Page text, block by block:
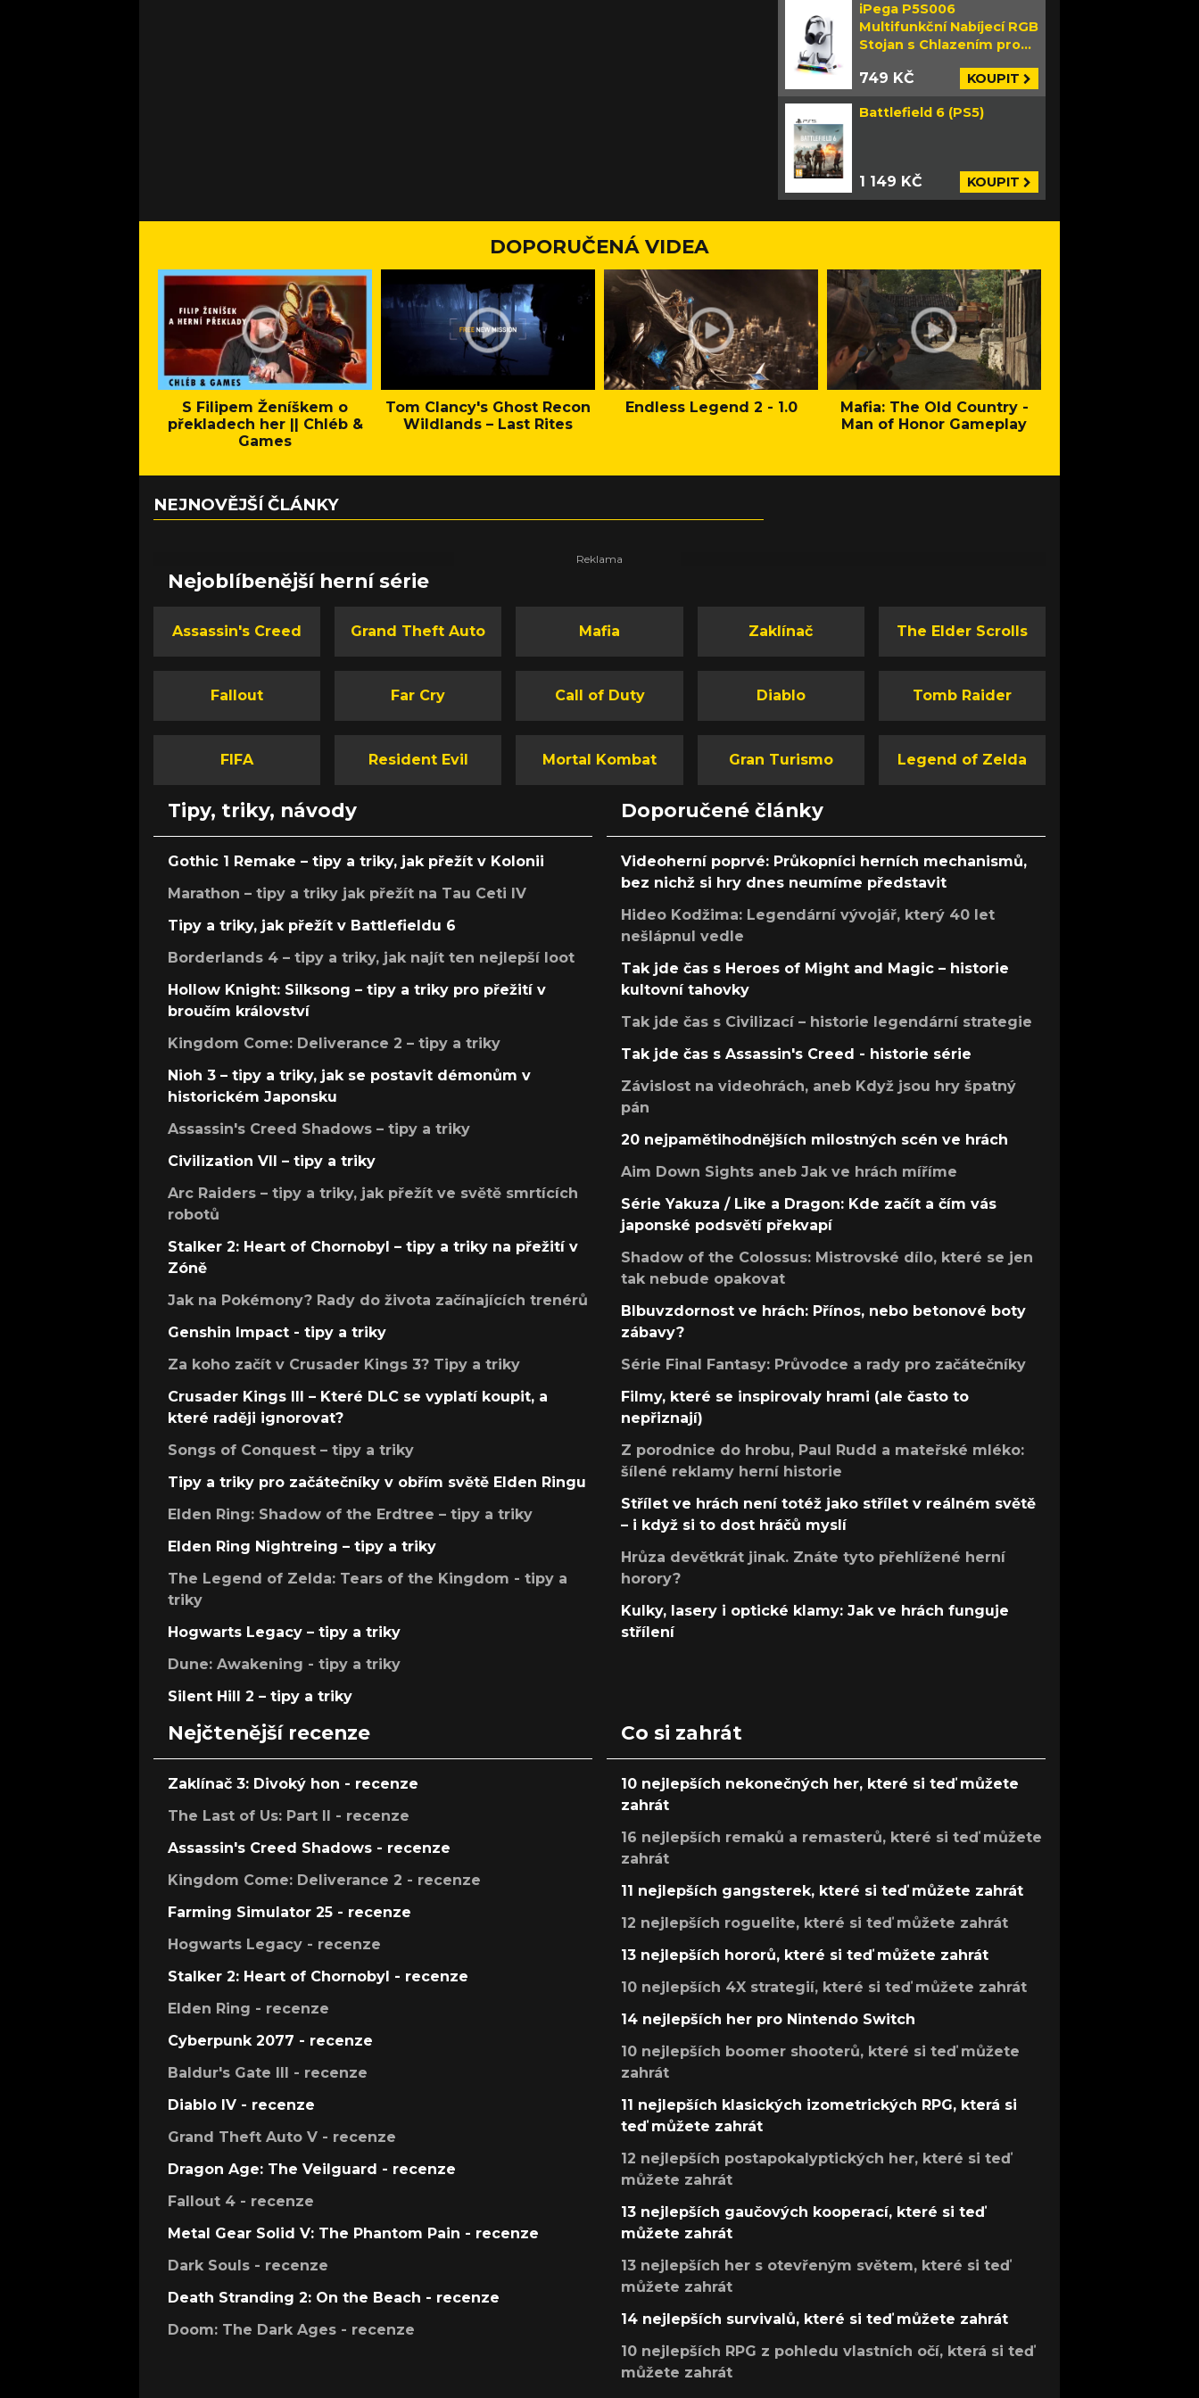
iPega P5S006
Multifunkční Nabíjecí RGB
Stojan s Chlazením pro
749 KČ KOUPIT
Battlefield 6 (PS5)
1 149 KČ KOUPIT
DOPORUČENÁ VIDEA
S Filipem Ženíškem o
překladech her || Chléb &
Games
Tom Clancy's Ghost Recon
Wildlands – Last Rites
Endless Legend 2 - 1.0
Mafia: The Old Country -
Man of Honor Gameplay
NEJNOVĚJŠÍ ČLÁNKY
Nejoblíbenější herní série
Assassin's Creed Grand Theft Auto Mafia Zaklínač The Elder Scrolls
Fallout Far Cry Call of Duty Diablo Tomb Raider
FIFA Resident Evil Mortal Kombat Gran Turismo Legend of Zelda
Tipy, triky, návody
Gothic 1 Remake – tipy a triky, jak přežít v Kolonii
Marathon – tipy a triky jak přežít na Tau Ceti IV
Tipy a triky, jak přežít v Battlefieldu 6
Borderlands 4 – tipy a triky, jak najít ten nejlepší loot
Hollow Knight: Silksong – tipy a triky pro přežití v
broučím království
Kingdom Come: Deliverance 2 – tipy a triky
Nioh 3 – tipy a triky, jak se postavit démonům v
historickém Japonsku
Assassin's Creed Shadows – tipy a triky
Civilization VII – tipy a triky
Arc Raiders – tipy a triky, jak přežít ve světě smrtících
robotů
Stalker 2: Heart of Chornobyl – tipy a triky na přežití v
Zóně
Jak na Pokémony? Rady do života začínajících trenérů
Genshin Impact - tipy a triky
Za koho začít v Crusader Kings 3? Tipy a triky
Crusader Kings III – Které DLC se vyplatí koupit, a
které raději ignorovat?
Songs of Conquest – tipy a triky
Tipy a triky pro začátečníky v obřím světě Elden Ringu
Elden Ring: Shadow of the Erdtree – tipy a triky
Elden Ring Nightreing – tipy a triky
The Legend of Zelda: Tears of the Kingdom - tipy a
triky
Hogwarts Legacy – tipy a triky
Dune: Awakening - tipy a triky
Silent Hill 2 – tipy a triky
Doporučené články
Videoherní poprvé: Průkopníci herních mechanismů,
bez nichž si hry dnes neumíme představit
Hideo Kodžima: Legendární vývojář, který 40 let
nešlápnul vedle
Tak jde čas s Heroes of Might and Magic – historie
kultovní tahovky
Tak jde čas s Civilizací – historie legendární strategie
Tak jde čas s Assassin's Creed - historie série
Závislost na videohrách, aneb Když jsou hry špatný
pán
20 nejpamětihodnějších milostných scén ve hrách
Aim Down Sights aneb Jak ve hrách míříme
Série Yakuza / Like a Dragon: Kde začít a čím vás
japonské podsvětí překvapí
Shadow of the Colossus: Mistrovské dílo, které se jen
tak nebude opakovat
Blbuvzdornost ve hrách: Přínos, nebo betonové boty
zábavy?
Série Final Fantasy: Průvodce a rady pro začátečníky
Filmy, které se inspirovaly hrami (ale často to
nepřiznají)
Z porodnice do hrobu, Paul Rudd a mateřské mléko:
šílené reklamy herní historie
Střílet ve hrách není totéž jako střílet v reálném světě
– i když si to dost hráčů myslí
Hrůza devětkrát jinak. Znáte tyto přehlížené herní
horory?
Kulky, lasery i optické klamy: Jak ve hrách funguje
střílení
Nejčtenější recenze
Zaklínač 3: Divoký hon - recenze
The Last of Us: Part II - recenze
Assassin's Creed Shadows - recenze
Kingdom Come: Deliverance 2 - recenze
Farming Simulator 25 - recenze
Hogwarts Legacy - recenze
Stalker 2: Heart of Chornobyl - recenze
Elden Ring - recenze
Cyberpunk 2077 - recenze
Baldur's Gate III - recenze
Diablo IV - recenze
Grand Theft Auto V - recenze
Dragon Age: The Veilguard - recenze
Fallout 4 - recenze
Metal Gear Solid V: The Phantom Pain - recenze
Dark Souls - recenze
Death Stranding 2: On the Beach - recenze
Doom: The Dark Ages - recenze
Co si zahrát
10 nejlepších nekonečných her, které si teď můžete
zahrát
16 nejlepších remaků a remasterů, které si teď můžete
zahrát
11 nejlepších gangsterek, které si teď můžete zahrát
12 nejlepších roguelite, které si teď můžete zahrát
13 nejlepších hororů, které si teď můžete zahrát
10 nejlepších 4X strategií, které si teď můžete zahrát
14 nejlepších her pro Nintendo Switch
10 nejlepších boomer shooterů, které si teď můžete
zahrát
11 nejlepších klasických izometrických RPG, která si
teď můžete zahrát
12 nejlepších postapokalyptických her, které si teď
můžete zahrát
13 nejlepších gaučových kooperací, které si teď
můžete zahrát
13 nejlepších her s otevřeným světem, které si teď
můžete zahrát
14 nejlepších survivalů, které si teď můžete zahrát
10 nejlepších RPG z pohledu vlastních očí, která si teď
můžete zahrát